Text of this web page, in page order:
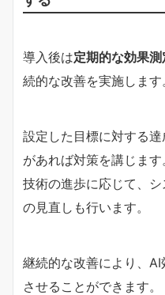
導入後は定期的な効果
続的な改善を実施します
設定した目標に対する
があれば対策を講じま
技術の進歩に応じて、
の見直しも行います。
継続的な改善により、
させることができます。